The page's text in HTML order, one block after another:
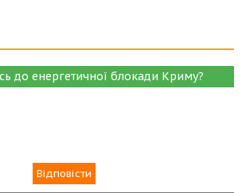
до енергетичної блокади Криму?